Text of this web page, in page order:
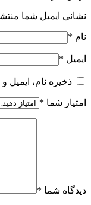
نشانی ایمیل شما
نام *
ایمیل *
ذخیره نام،
امتیاز شما *
دیدگاه شما *